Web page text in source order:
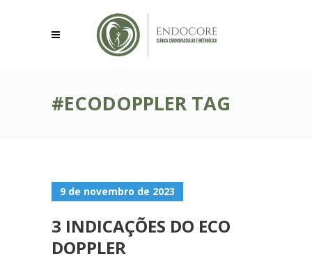
#ECODOPPLER TAG
9 de novembro de 2023
3 INDICAÇÕES DO ECO
DOPPLER